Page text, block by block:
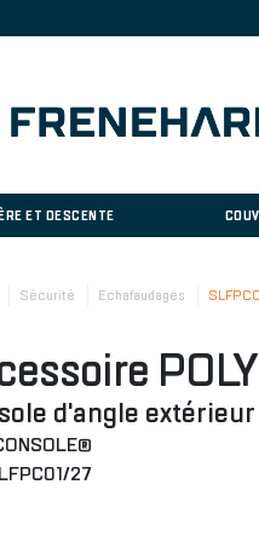
ET DESCENTE
Sécurité Echafaudages
d'angle extérieur
27